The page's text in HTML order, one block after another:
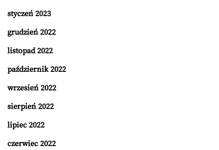
styczeń 2023
grudzień 2022
listopad 2022
październik 2022
wrzesień 2022
sierpień 2022
lipiec 2022
czerwiec 2022